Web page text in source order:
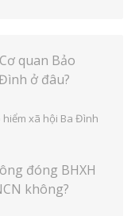
Cơ quan Bảo
ở đâu?
xã hội Ba Đình
đóng BHXH
không?